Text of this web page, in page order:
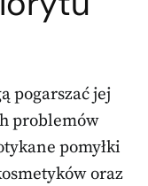
pogarszać jej
problemów
pomyłki
oraz